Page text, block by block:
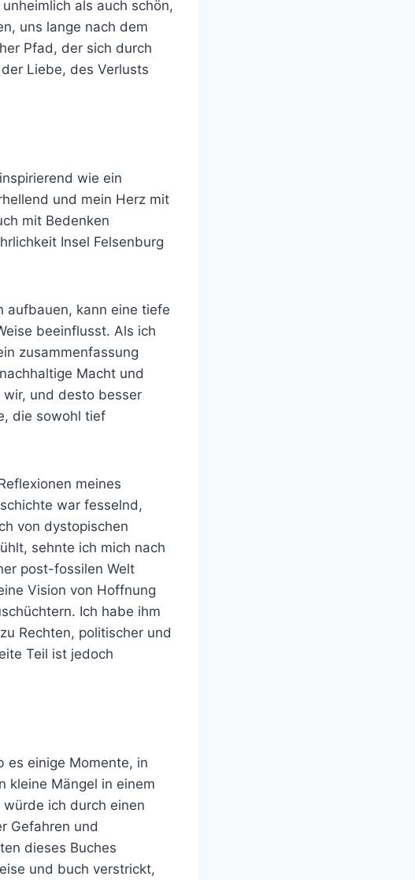
als auch schön,
uns lange nach dem
Pfad, der sich durch
Liebe, des Verlusts
wie ein
und mein Herz mit
mit Bedenken
Insel Felsenburg
aufbauen, kann eine tiefe
beeinflusst. Als ich
zusammenfassung
Macht und
und desto besser
die sowohl tief
meines
war fesselnd,
von dystopischen
sehnte ich mich nach
post-fossilen Welt
Vision von Hoffnung
Ich habe ihm
Rechten, politischer und
Teil ist jedoch
es einige Momente, in
kleine Mängel in einem
ich durch einen
Gefahren und
dieses Buches
und buch verstrickt,